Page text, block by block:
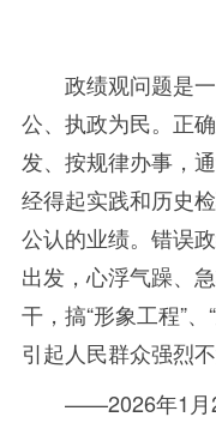
政绩观问题是
公、执政为民。正
发、按规律办事，
经得起实践和历史
公认的业绩。错误
出发，心浮气躁、
干，搞“形象工程”、 “
引起人民群众强烈不
——2026年1月